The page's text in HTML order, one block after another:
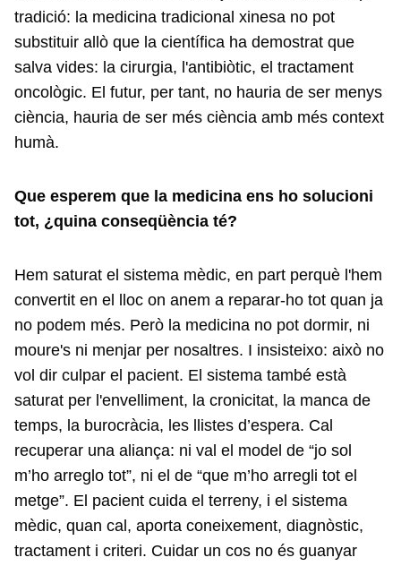
tradició: la medicina tradicional xinesa no pot
substituir allò que la científica ha demostrat que
salva vides: la cirurgia, l'antibiòtic, el tractament
oncològic. El futur, per tant, no hauria de ser menys
ciència, hauria de ser més ciència amb més context
humà.
Que esperem que la medicina ens ho solucioni
tot, ¿quina conseqüència té?
Hem saturat el sistema mèdic, en part perquè l'hem
convertit en el lloc on anem a reparar-ho tot quan ja
no podem més. Però la medicina no pot dormir, ni
moure's ni menjar per nosaltres. I insisteixo: això no
vol dir culpar el pacient. El sistema també està
saturat per l'envelliment, la cronicitat, la manca de
temps, la burocràcia, les llistes d’espera. Cal
recuperar una aliança: ni val el model de “jo sol
m’ho arreglo tot”, ni el de “que m’ho arregli tot el
metge”. El pacient cuida el terreny, i el sistema
mèdic, quan cal, aporta coneixement, diagnòstic,
tractament i criteri. Cuidar un cos no és guanyar